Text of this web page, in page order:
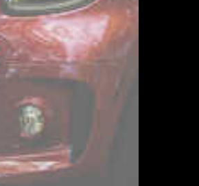
Pièces détachées
7:30-18:00
321
moyenne du